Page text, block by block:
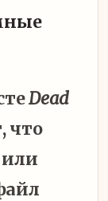
Dead
что
или